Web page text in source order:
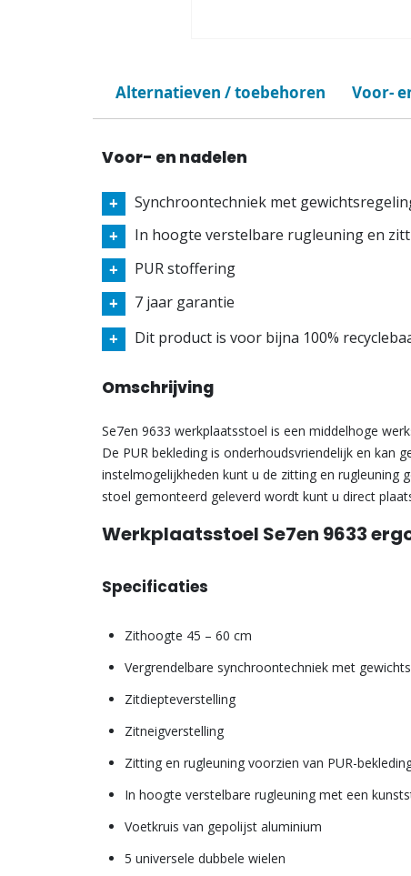
Alternatieven / toebehoren Voor-
Voor- en nadelen
Synchroontechniek met
In hoogte verstelbare rugleuning en
PUR stoffering
7 jaar garantie
Dit product is voor bijna 100%
Omschrijving
Se7en 9633 werkplaatsstoel is een middelhoge
De PUR bekleding is onderhoudsvriendelijk en kan
instelmogelijkheden kunt u de zitting en rugleuning
stoel gemonteerd geleverd wordt kunt u direct
Werkplaatsstoel Se7en 9633
Specificaties
Zithoogte 45 – 60 cm
Vergrendelbare synchroontechniek met
Zitdiepteverstelling
Zitneigverstelling
Zitting en rugleuning voorzien van PUR-
In hoogte verstelbare rugleuning met een
Voetkruis van gepolijst aluminium
5 universele dubbele wielen